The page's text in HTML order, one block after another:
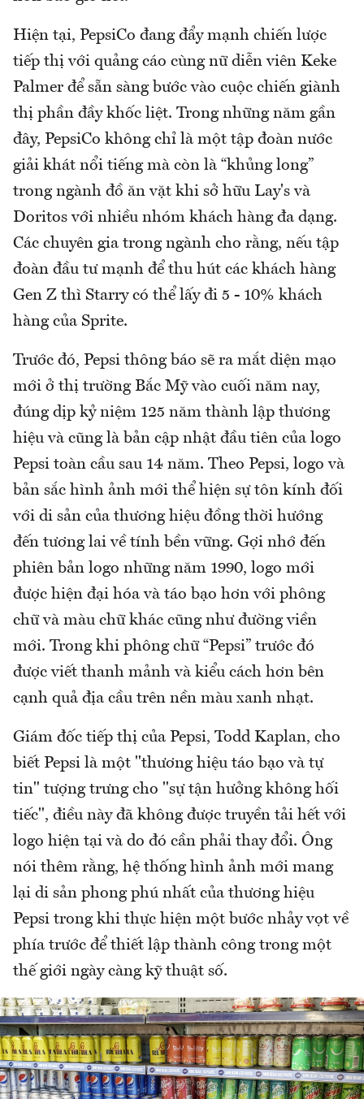
Hiện tại, PepsiCo đang đẩy mạnh chiến lược
tiếp thị với quảng cáo cùng nữ diễn viên Keke
Palmer để sẵn sàng bước vào cuộc chiến giành
thị phần đầy khốc liệt. Trong những năm gần
đây, PepsiCo không chỉ là một tập đoàn nước
giải khát nổi tiếng mà còn là “khủng long”
trong ngành đồ ăn vặt khi sở hữu Lay's và
Doritos với nhiều nhóm khách hàng đa dạng.
Các chuyên gia trong ngành cho rằng, nếu tập
đoàn đầu tư mạnh để thu hút các khách hàng
Gen Z thì Starry có thể lấy đi 5 - 10% khách
hàng của Sprite.
Trước đó, Pepsi thông báo sẽ ra mắt diện mạo
mới ở thị trường Bắc Mỹ vào cuối năm nay,
đúng dịp kỷ niệm 125 năm thành lập thương
hiệu và cũng là bản cập nhật đầu tiên của logo
Pepsi toàn cầu sau 14 năm. Theo Pepsi, logo và
bản sắc hình ảnh mới thể hiện sự tôn kính đối
với di sản của thương hiệu đồng thời hướng
đến tương lai về tính bền vững. Gợi nhớ đến
phiên bản logo những năm 1990, logo mới
được hiện đại hóa và táo bạo hơn với phông
chữ và màu chữ khác cũng như đường viền
mới. Trong khi phông chữ “Pepsi” trước đó
được viết thanh mảnh và kiểu cách hơn bên
cạnh quả địa cầu trên nền màu xanh nhạt.
Giám đốc tiếp thị của Pepsi, Todd Kaplan, cho
biết Pepsi là một "thương hiệu táo bạo và tự
tin" tượng trưng cho "sự tận hưởng không hối
tiếc", điều này đã không được truyền tải hết với
logo hiện tại và do đó cần phải thay đổi. Ông
nói thêm rằng, hệ thống hình ảnh mới mang
lại di sản phong phú nhất của thương hiệu
Pepsi trong khi thực hiện một bước nhảy vọt về
phía trước để thiết lập thành công trong một
thế giới ngày càng kỹ thuật số.